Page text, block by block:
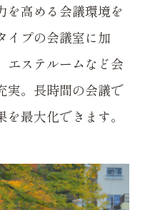
を高める会議環境を
イプの会議室に加
エステルームなど会
実。長時間の会議で
最大化できます。